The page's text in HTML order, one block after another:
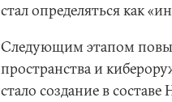
стал определяться как
Следующим этапом
пространства и
стало создание в